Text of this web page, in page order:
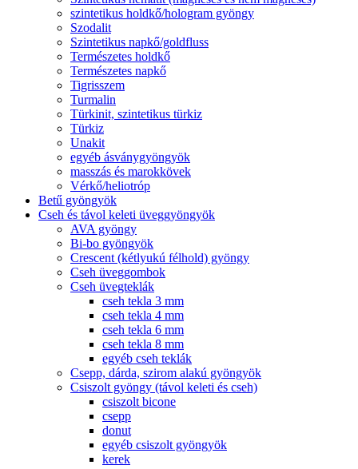
szintetikus holdkő/hologram gyöngy
Szodalit
Szintetikus napkő/goldfluss
Természetes holdkő
Természetes napkő
Tigrisszem
Turmalin
Türkinit, szintetikus türkiz
Türkiz
Unakit
egyéb ásványgyöngyök
masszás és marokkövek
Vérkő/heliotróp
Betű gyöngyök
Cseh és távol keleti üveggyöngyök
AVA gyöngy
Bi-bo gyöngyök
Crescent (kétlyukú félhold) gyöngy
Cseh üveggombok
Cseh üvegteklák
cseh tekla 3 mm
cseh tekla 4 mm
cseh tekla 6 mm
cseh tekla 8 mm
egyéb cseh teklák
Csepp, dárda, szirom alakú gyöngyök
Csiszolt gyöngy (távol keleti és cseh)
csiszolt bicone
csepp
donut
egyéb csiszolt gyöngyök
kerek